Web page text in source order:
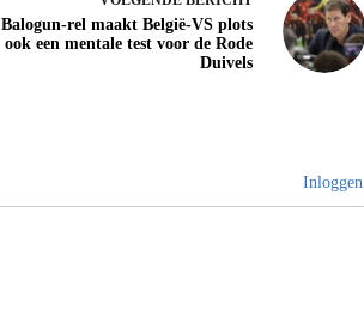
Balogun-rel maakt België-VS plots
ook een mentale test voor de Rode
Duivels
Inloggen